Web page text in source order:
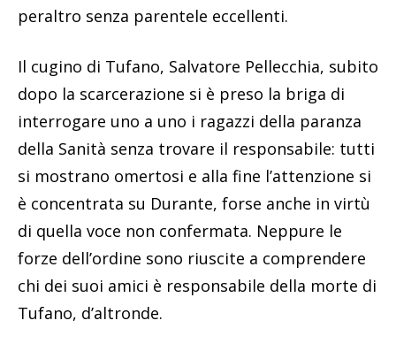
peraltro senza parentele eccellenti.
Il cugino di Tufano, Salvatore Pellecchia, subito
dopo la scarcerazione si è preso la briga di
interrogare uno a uno i ragazzi della paranza
della Sanità senza trovare il responsabile: tutti
si mostrano omertosi e alla fine l’attenzione si
è concentrata su Durante, forse anche in virtù
di quella voce non confermata. Neppure le
forze dell’ordine sono riuscite a comprendere
chi dei suoi amici è responsabile della morte di
Tufano, d’altronde.